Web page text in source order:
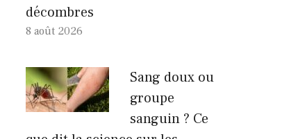
décombres
8 août 2026
Sang doux ou
groupe
sanguin ? Ce